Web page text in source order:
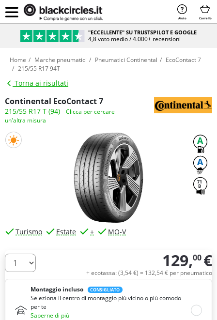
Aiuto Carrello
"ECCELLENTE" SU TRUSTSPILOT E GOOGLE
4,8 voto medio / 4.000+ recensioni
Home Marche pneumatici Pneumatici Continental
EcoContact 7
215/55 R17 94T
Torna ai risultati
Continental EcoContact 7
215/55 R17 T (94)
Clicca per cercare
un'altra misura
A
A
71
B
Turismo Estate + MO-V
Quantità 129,00 €
+ ecotassa: (3,54€) = 132,54€ per pneumatico
Montaggio incluso
CONSIGLIATO
Seleziona il centro di montaggio più vicino o più comodo
per te
Saperne di più